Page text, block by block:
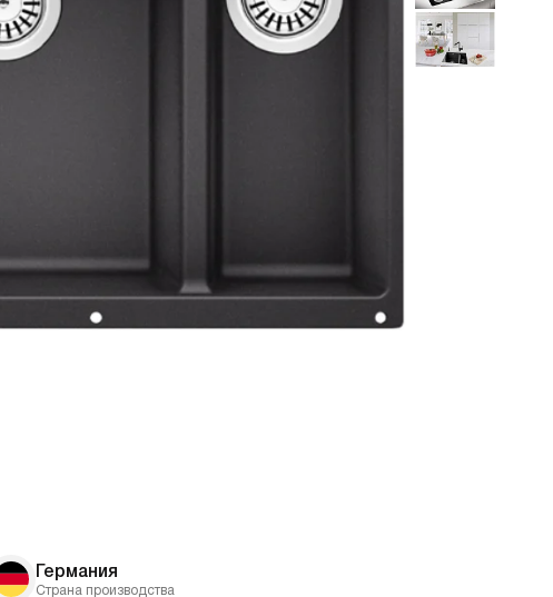
Германия
Страна производства